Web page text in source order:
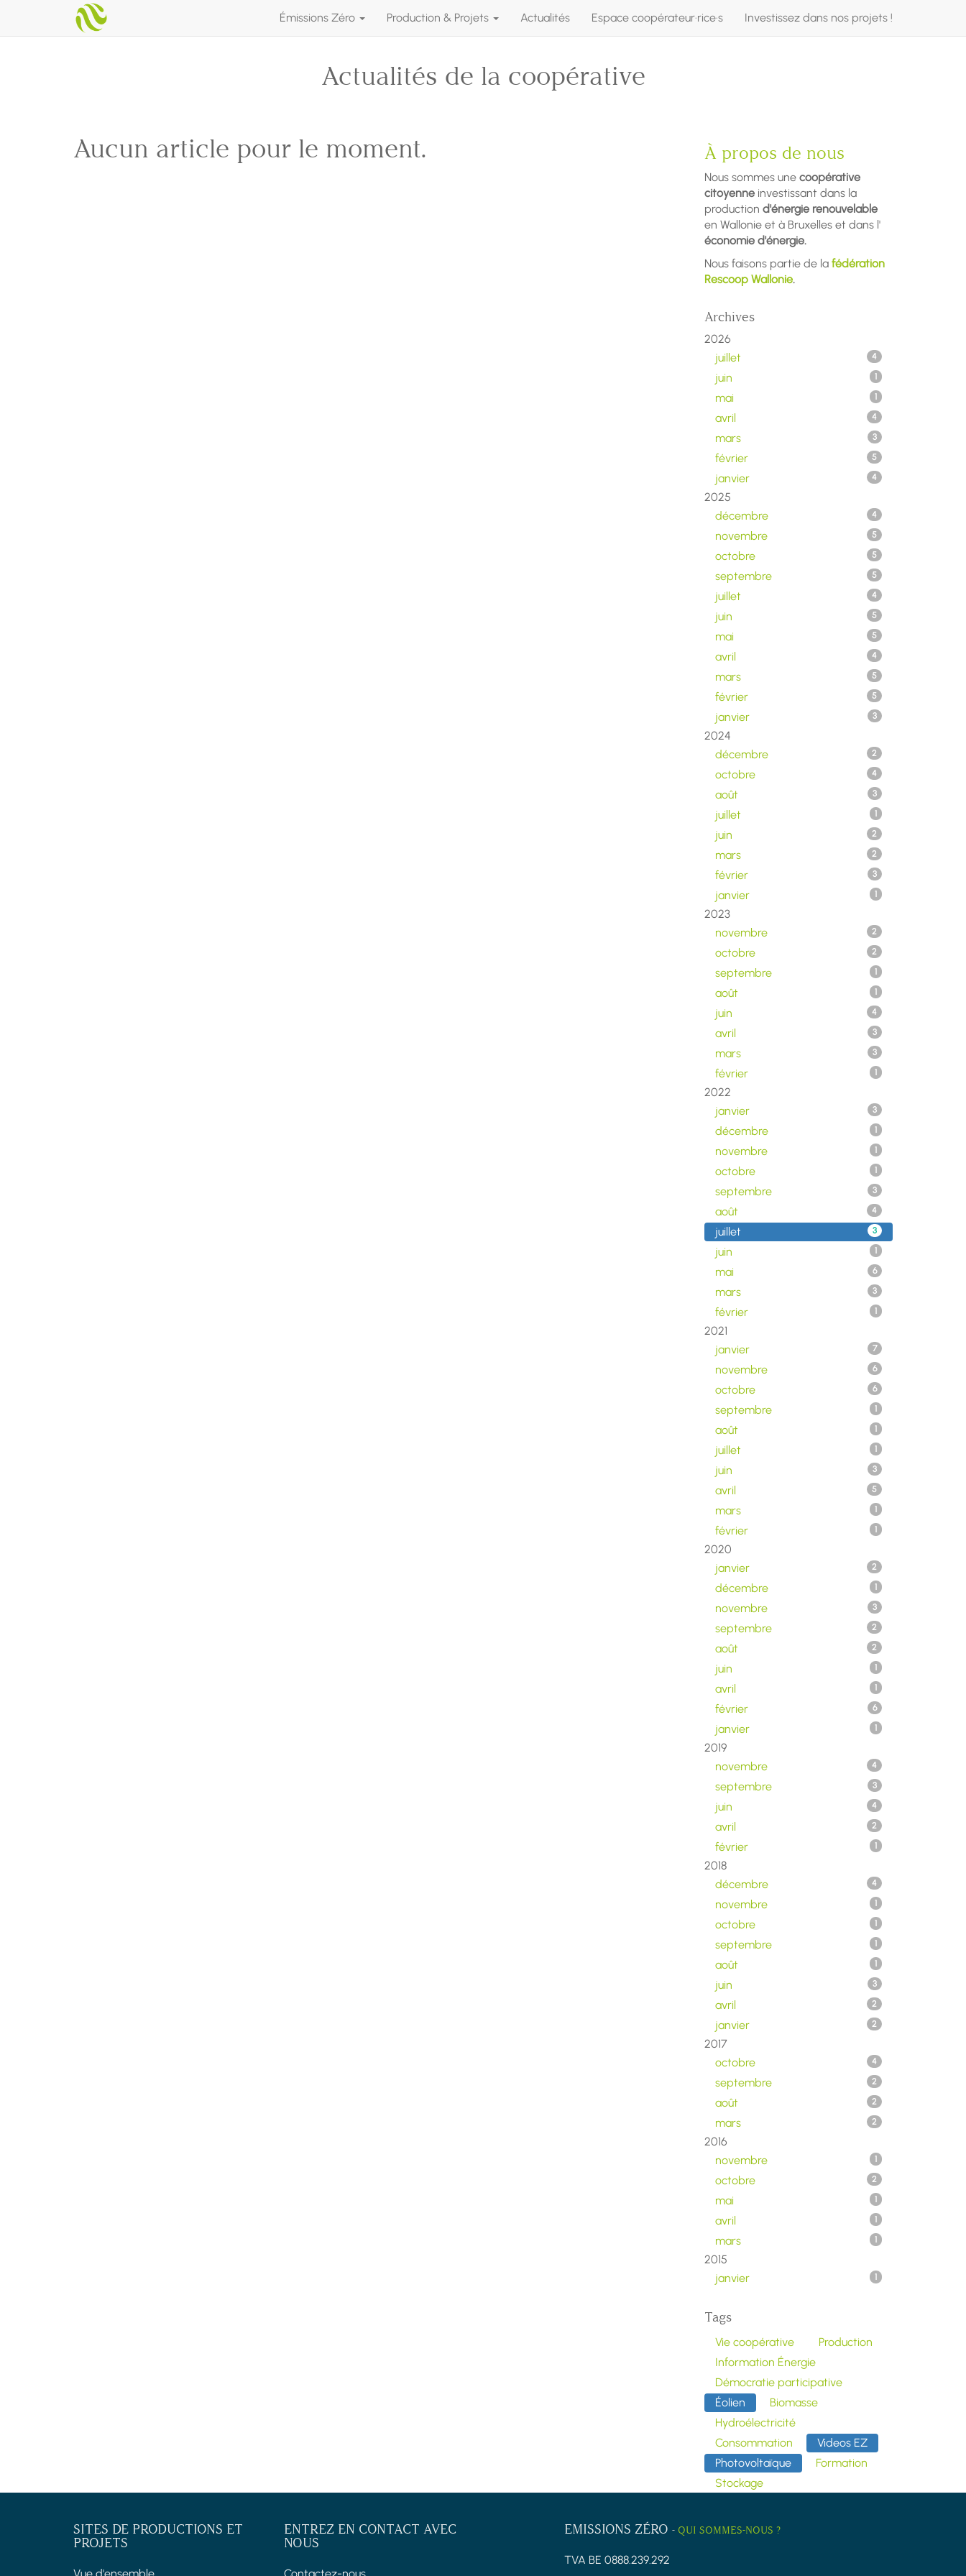
Émissions Zéro Production & Projets Actualités Espace coopérateur·rice·s Investissez dans nos projets !
Actualités de la coopérative
Aucun article pour le moment. À propos de nous
Nous sommes une coopérative
citoyenne investissant dans la
production d'énergie renouvelable
en Wallonie et à Bruxelles et dans l'
économie d'énergie.
Nous faisons partie de la fédération
Rescoop Wallonie.
Archives
2026
juillet
4
juin 1
mai 1
avril 4
mars 3
février 5
janvier 4
2025
décembre
4
novembre 5
octobre 5
septembre 5
juillet 4
juin 5
mai 5
avril 4
mars 5
février 5
janvier 3
2024
décembre
2
octobre 4
août 3
juillet 1
juin 2
mars 2
février 3
janvier 1
2023
novembre
2
octobre 2
septembre 1
août 1
juin 4
avril 3
mars 3
février 1
2022
janvier
3
décembre 1
novembre 1
octobre 1
septembre 3
août 4
juillet 3
juin 1
mai 6
mars 3
février 1
2021
janvier
7
novembre 6
octobre 6
septembre 1
août 1
juillet 1
juin 3
avril 5
mars 1
février 1
2020
janvier
2
décembre 1
novembre 3
septembre 2
août 2
juin 1
avril 1
février 6
janvier 1
2019
novembre
4
septembre 3
juin 4
avril 2
février 1
2018
décembre
4
novembre 1
octobre 1
septembre 1
août 1
juin 3
avril 2
janvier 2
2017
octobre
4
septembre 2
août 2
mars 2
2016
novembre
1
octobre 2
mai 1
avril 1
mars 1
2015
janvier
1
Tags
Vie coopérative
Production
Information Énergie
Démocratie participative
Éolien
Biomasse
Hydroélectricité
Consommation
Videos EZ
Photovoltaïque
Formation
Stockage
SITES DE PRODUCTIONS ET
PROJETS
ENTREZ EN CONTACT AVEC
NOUS
EMISSIONS ZÉRO - QUI SOMMES-NOUS ?
TVA BE 0888.239.292